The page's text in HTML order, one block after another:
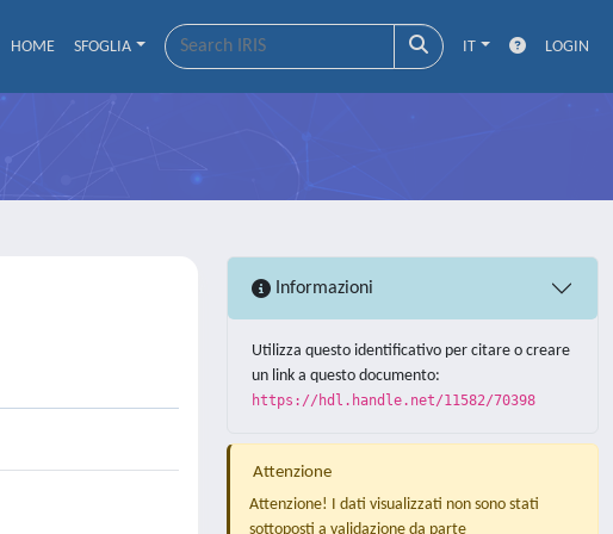
HOME SFOGLIA IT LOGIN
Informazioni
Utilizza questo identificativo per citare o creare
un link a questo documento:
https://hdl.handle.net/11582/70398
Attenzione
Attenzione! I dati visualizzati non sono stati
sottoposti a validazione da parte